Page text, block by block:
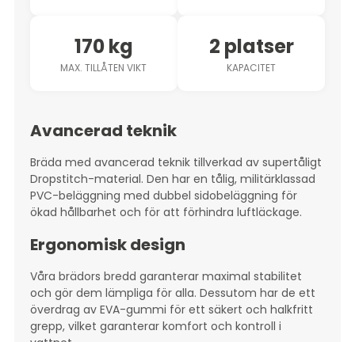
170 kg
MAX. TILLÅTEN VIKT
2 platser
KAPACITET
Avancerad teknik
Bräda med avancerad teknik tillverkad av supertåligt
Dropstitch-material. Den har en tålig, militärklassad
PVC-beläggning med dubbel sidobeläggning för
ökad hållbarhet och för att förhindra luftläckage.
Ergonomisk design
Våra brädors bredd garanterar maximal stabilitet
och gör dem lämpliga för alla. Dessutom har de ett
överdrag av EVA-gummi för ett säkert och halkfritt
grepp, vilket garanterar komfort och kontroll i